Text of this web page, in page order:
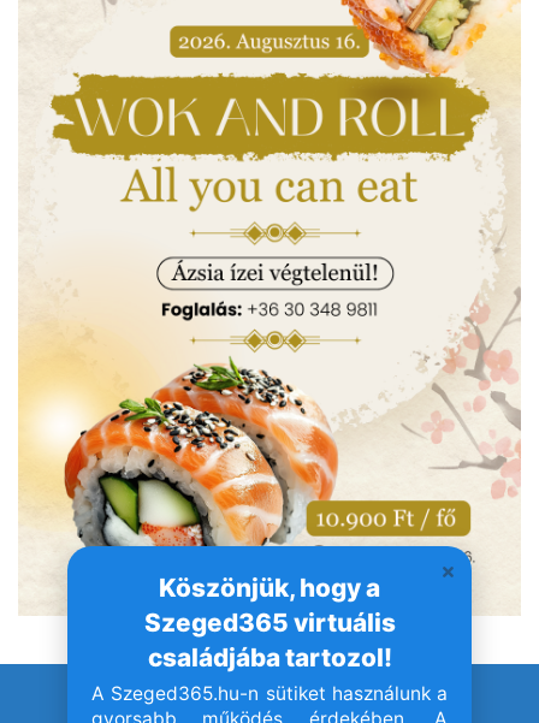
Köszönjük, hogy a
Szeged365 virtuális
családjába tartozol!
A Szeged365.hu-n sütiket használunk a
gyorsabb működés érdekében. A
© Szeged365.hu I Minden jog fenntartva!